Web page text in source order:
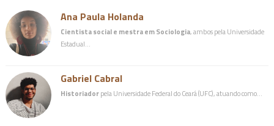
Ana Paula Holanda
Cientista social e mestra em Sociologia, ambos pela Universidade
Estadual…
Gabriel Cabral
Historiadorpela Universidade Federal do Ceará (UFC), atuando como…